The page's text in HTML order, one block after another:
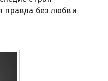
правда без любви